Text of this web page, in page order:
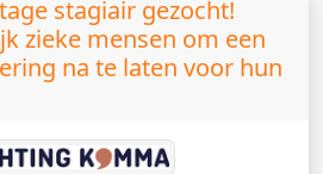
stagiair gezocht!
zieke mensen om een
na te laten voor hun